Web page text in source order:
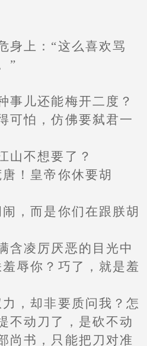
身上：“这么喜欢骂
”
事儿还能梅开二度？
可怕，仿佛要弑君一
山不想要了？
！皇帝你休要胡
，而是你们在跟朕胡
含凌厉厌恶的目光中
辱你？巧了，就是羞
，却非要质问我？怎
不动刀了，是砍不动
尚书，只能把刀对准